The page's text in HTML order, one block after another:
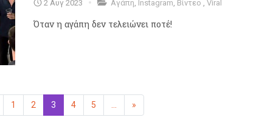
2 Αυγ 2023 Αγάπη Instagram Βίντεο Viral
Όταν η αγάπη δεν τελειώνει ποτέ!
Προηγούμενη
1 2 3 (επιλεγμένη)
4 5 »